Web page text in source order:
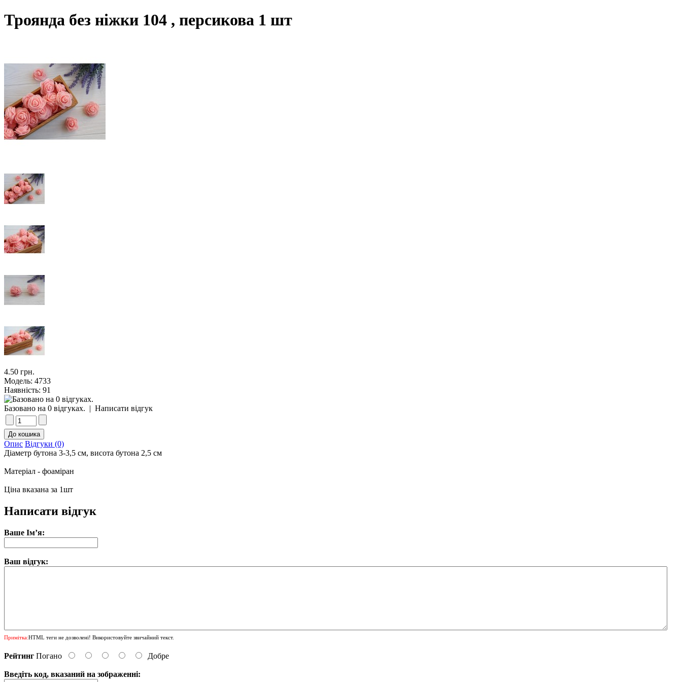
Троянда без ніжки 104 , персикова 1 шт
4.50 грн.
Модель: 4733
Наявність: 91
Базовано на 0 відгуках. | Написати відгук
Опис Відгуки (0)
Діаметр бутона 3-3,5 см, висота бутона 2,5 см
Матеріал - фоаміран
Ціна вказана за 1шт
Написати відгук
Ваше Ім’я:
Ваш відгук:
Примітка:HTML теги не дозволені! Використовуйте звичайний текст.
Рейтинг Погано Добре
Введіть код, вказаний на зображенні: